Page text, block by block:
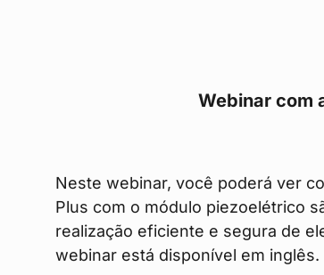
Webinar com
Neste webinar, você poderá ver
Plus com o módulo piezoelétrico
realização eficiente e segura de
webinar está disponível em inglês.